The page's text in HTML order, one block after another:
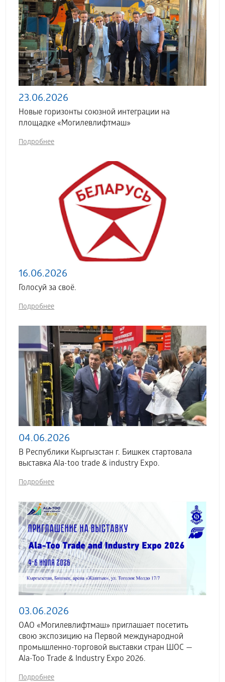
23.06.2026
Новые горизонты союзной интеграции на
площадке «Могилевлифтмаш»
Подробнее
16.06.2026
Голосуй за своё.
Подробнее
04.06.2026
В Республики Кыргызстан г. Бишкек стартовала
выставка Аla-too trade & industry Expo.
Подробнее
03.06.2026
ОАО «Могилевлифтмаш» приглашает посетить
свою экспозицию на Первой международной
промышленно-торговой выставки стран ШОС —
Ala-Too Trade & Industry Expo 2026.
Подробнее